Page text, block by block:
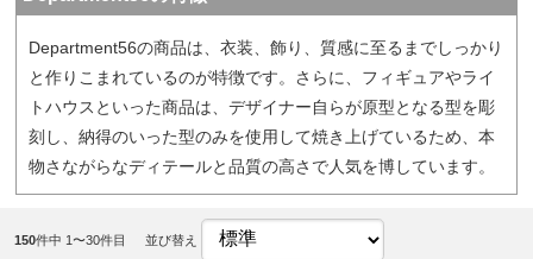
Department56の商品は、衣装、飾り、質感に至るまでしっかり
と作りこまれているのが特徴です。さらに、フィギュアやライ
トハウスといった商品は、デザイナー自らが原型となる型を彫
刻し、納得のいった型のみを使用して焼き上げているため、本
物さながらなディテールと品質の高さで人気を博しています。
150件中 1〜30件目 並び替え